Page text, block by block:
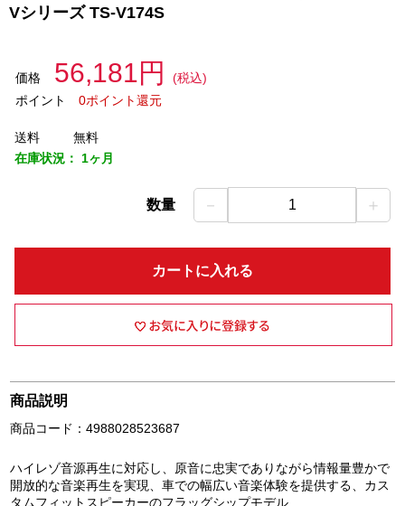
Vシリーズ TS-V174S
価格 56,181円
(税込)
ポイント
0ポイント還元
送料
無料
在庫状況： 1ヶ月
数量 － 1 ＋
カートに入れる
商品説明
商品コード：4988028523687
ハイレゾ音源再生に対応し、原音に忠実でありながら情報量豊かで
開放的な音楽再生を実現、車での幅広い音楽体験を提供する、カス
タムフィットスピーカーのフラッグシップモデル